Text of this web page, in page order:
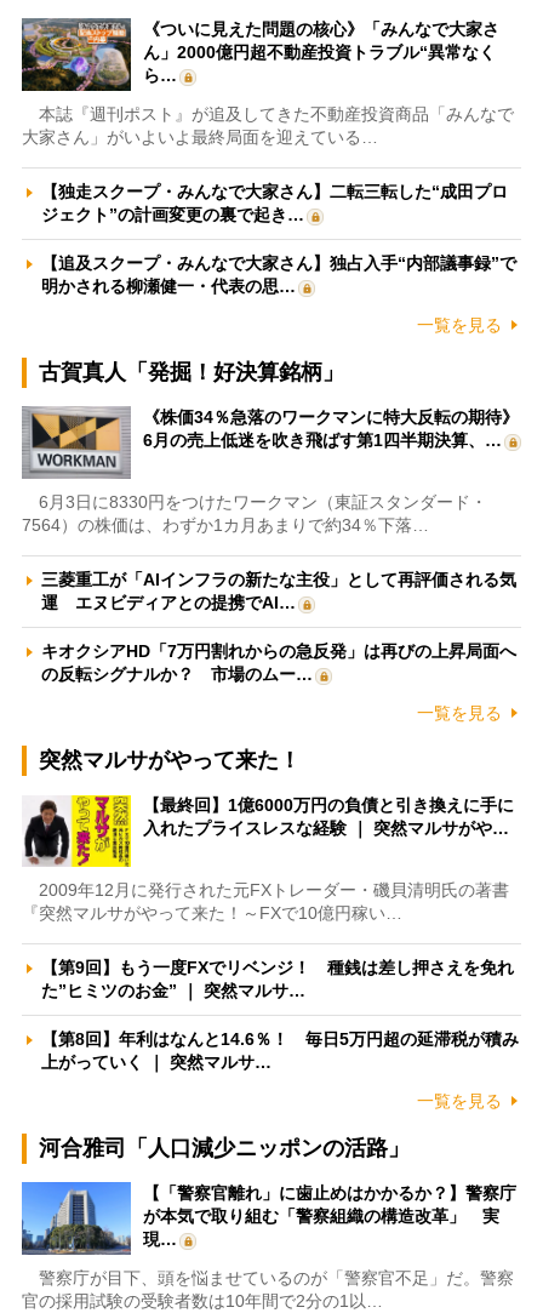
《ついに見えた問題の核心》「みんなで大家さ
ん」2000億円超不動産投資トラブル“異常なく
ら…
本誌『週刊ポスト』が追及してきた不動産投資商品「みんなで
大家さん」がいよいよ最終局面を迎えている…
【独走スクープ・みんなで大家さん】二転三転した“成田プロ
ジェクト”の計画変更の裏で起き…
【追及スクープ・みんなで大家さん】独占入手“内部議事録”で
明かされる柳瀬健一・代表の思…
一覧を見る
古賀真人「発掘！好決算銘柄」
《株価34％急落のワークマンに特大反転の期待》
6月の売上低迷を吹き飛ばす第1四半期決算、…
6月3日に8330円をつけたワークマン（東証スタンダード・
7564）の株価は、わずか1カ月あまりで約34％下落…
三菱重工が「AIインフラの新たな主役」として再評価される気
運 エヌビディアとの提携でAI…
キオクシアHD「7万円割れからの急反発」は再びの上昇局面へ
の反転シグナルか？ 市場のムー…
一覧を見る
突然マルサがやって来た！
【最終回】1億6000万円の負債と引き換えに手に
入れたプライスレスな経験 ｜ 突然マルサがや…
2009年12月に発行された元FXトレーダー・磯貝清明氏の著書
『突然マルサがやって来た！～FXで10億円稼い…
【第9回】もう一度FXでリベンジ！ 種銭は差し押さえを免れ
た”ヒミツのお金” ｜ 突然マルサ…
【第8回】年利はなんと14.6％！ 毎日5万円超の延滞税が積み
上がっていく ｜ 突然マルサ…
一覧を見る
河合雅司「人口減少ニッポンの活路」
【「警察官離れ」に歯止めはかかるか？】警察庁
が本気で取り組む「警察組織の構造改革」 実
現…
警察庁が目下、頭を悩ませているのが「警察官不足」だ。警察
官の採用試験の受験者数は10年間で2分の1以…